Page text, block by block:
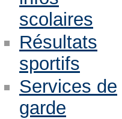
scolaires
Résultats
sportifs
Services de
garde